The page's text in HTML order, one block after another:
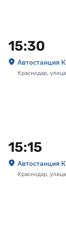
15:30
Автостанция
Краснодар,
15:15
Автостанция
Краснодар,